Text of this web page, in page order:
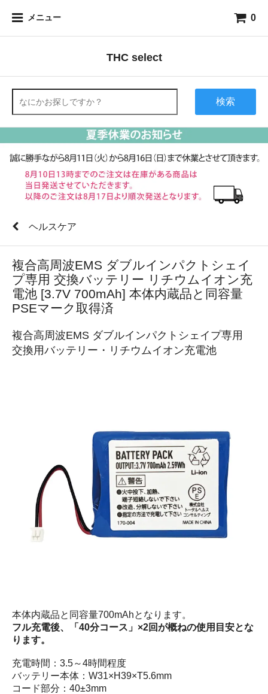
メニュー 0
THC select
検索
ヘルスケア
複合高周波EMS ダブルインパクトシェイ
プ専用 交換バッテリー リチウムイオン充
電池 [3.7V 700mAh] 本体内蔵品と同容量
PSEマーク取得済
複合高周波EMS ダブルインパクトシェイプ専用
交換用バッテリー・リチウムイオン充電池
本体内蔵品と同容量700mAhとなります。
フル充電後、「40分コース」×2回が概ねの使用目安とな
ります。
充電時間：3.5～4時間程度
バッテリー本体：W31×H39×T5.6mm
コード部分：40±3mm